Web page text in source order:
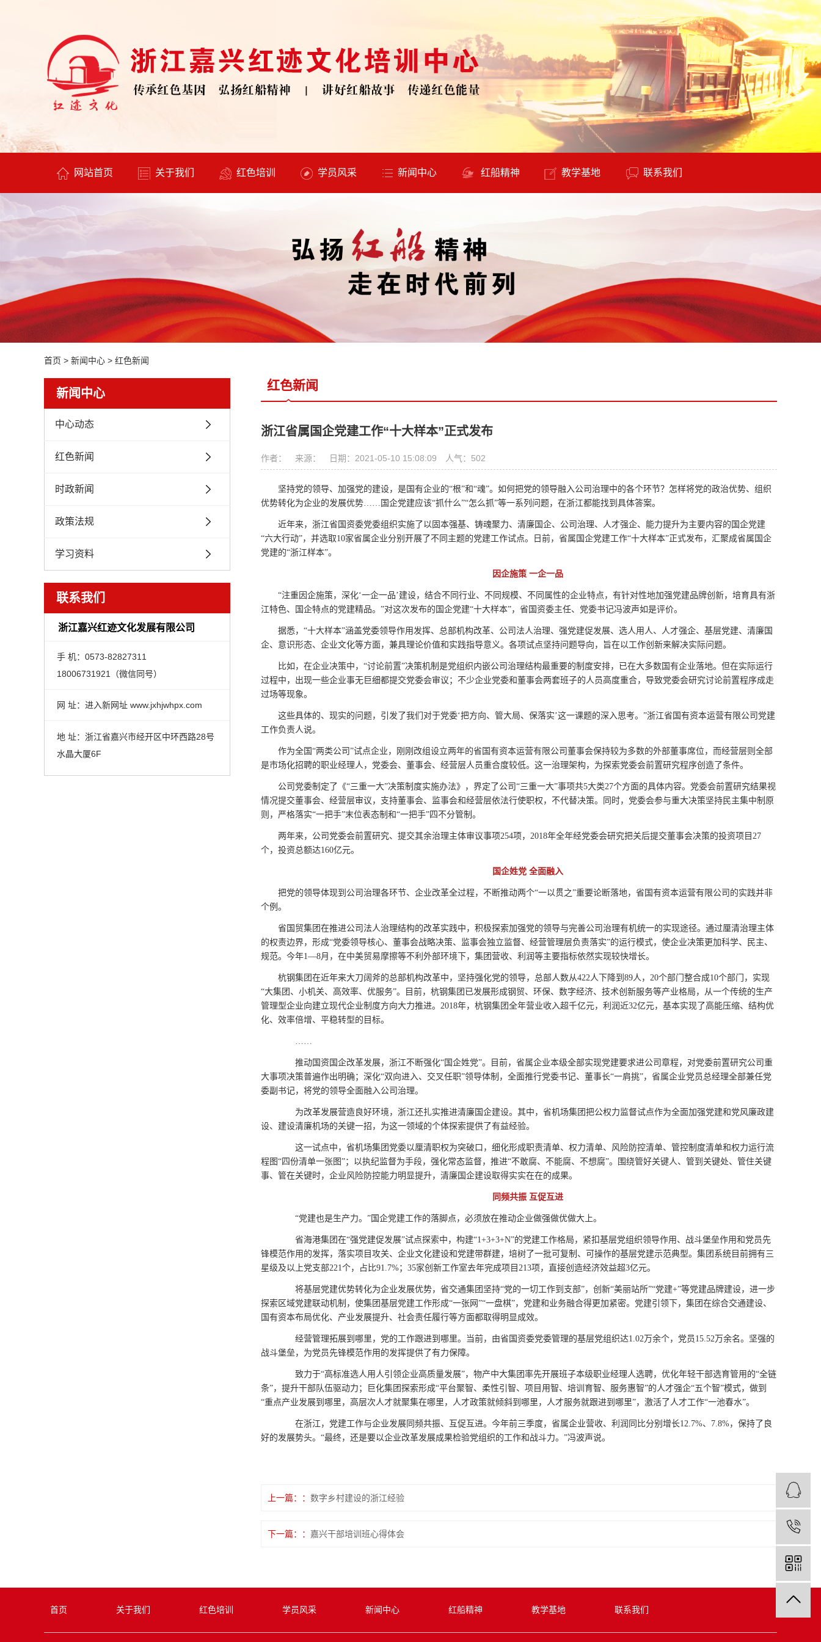
网站首页 关于我们
资质荣誉
红色培训
培训形式
培训流程
学员风采 新闻中心
红色新闻
时政新闻
政策法规
学习资料
红船精神 教学基地 联系我们
首页 > 新闻中心 > 红色新闻
新闻中心
中心动态
红色新闻
时政新闻
政策法规
学习资料
联系我们
浙江嘉兴红迹文化发展有限公司
手 机：0573-82827311
18006731921（微信同号）
网 址：进入新网址 www.jxhjwhpx.com
地 址：浙江省嘉兴市经开区中环西路28号
水晶大厦6F
红色新闻
浙江省属国企党建工作“十大样本”正式发布
作者： 来源： 日期：2021-05-10 15:08:09 人气： 502
坚持党的领导、加强党的建设，是国有企业的“根”和“魂”。如何把党的领导融入公司治理中的各个环节？怎样将党的政治优势、组织
优势转化为企业的发展优势……国企党建应该“抓什么”“怎么抓”等一系列问题，在浙江都能找到具体答案。
近年来，浙江省国资委党委组织实施了以固本强基、铸魂聚力、清廉国企、公司治理、人才强企、能力提升为主要内容的国企党建
“六大行动”，并选取10家省属企业分别开展了不同主题的党建工作试点。日前，省属国企党建工作“十大样本”正式发布，汇聚成省属国企
党建的“浙江样本”。
因企施策 一企一品
“注重因企施策，深化‘一企一品’建设，结合不同行业、不同规模、不同属性的企业特点，有针对性地加强党建品牌创新，培育具有浙
江特色、国企特点的党建精品。”对这次发布的国企党建“十大样本”，省国资委主任、党委书记冯波声如是评价。
据悉，“十大样本”涵盖党委领导作用发挥、总部机构改革、公司法人治理、强党建促发展、选人用人、人才强企、基层党建、清廉国
企、意识形态、企业文化等方面，兼具理论价值和实践指导意义。各项试点坚持问题导向，旨在以工作创新来解决实际问题。
比如，在企业决策中，“讨论前置”决策机制是党组织内嵌公司治理结构最重要的制度安排，已在大多数国有企业落地。但在实际运行
过程中，出现一些企业事无巨细都提交党委会审议；不少企业党委和董事会两套班子的人员高度重合，导致党委会研究讨论前置程序成走
过场等现象。
这些具体的、现实的问题，引发了我们对于党委‘把方向、管大局、保落实’这一课题的深入思考。”浙江省国有资本运营有限公司党建
工作负责人说。
作为全国“两类公司”试点企业，刚刚改组设立两年的省国有资本运营有限公司董事会保持较为多数的外部董事席位，而经营层则全部
是市场化招聘的职业经理人，党委会、董事会、经营层人员重合度较低。这一治理架构，为探索党委会前置研究程序创造了条件。
公司党委制定了《“三重一大”决策制度实施办法》，界定了公司“三重一大”事项共5大类27个方面的具体内容。党委会前置研究结果视
情况提交董事会、经营层审议，支持董事会、监事会和经营层依法行使职权，不代替决策。同时，党委会参与重大决策坚持民主集中制原
则，严格落实“一把手”末位表态制和“一把手”四不分管制。
两年来，公司党委会前置研究、提交其余治理主体审议事项254项，2018年全年经党委会研究把关后提交董事会决策的投资项目27
个，投资总额达160亿元。
国企姓党 全面融入
把党的领导体现到公司治理各环节、企业改革全过程，不断推动两个“一以贯之”重要论断落地，省国有资本运营有限公司的实践并非
个例。
省国贸集团在推进公司法人治理结构的改革实践中，积极探索加强党的领导与完善公司治理有机统一的实现途径。通过厘清治理主体
的权责边界，形成“党委领导核心、董事会战略决策、监事会独立监督、经营管理层负责落实”的运行模式，使企业决策更加科学、民主、
规范。今年1—8月，在中美贸易摩擦等不利外部环境下，集团营收、利润等主要指标依然实现较快增长。
杭钢集团在近年来大刀阔斧的总部机构改革中，坚持强化党的领导，总部人数从422人下降到89人，20个部门整合成10个部门，实现
“大集团、小机关、高效率、优服务”。目前，杭钢集团已发展形成钢贸、环保、数字经济、技术创新服务等产业格局，从一个传统的生产
管理型企业向建立现代企业制度方向大力推进。2018年，杭钢集团全年营业收入超千亿元，利润近32亿元，基本实现了高能压缩、结构优
化、效率倍增、平稳转型的目标。
……
推动国资国企改革发展，浙江不断强化“国企姓党”。目前，省属企业本级全部实现党建要求进公司章程，对党委前置研究公司重
大事项决策普遍作出明确；深化“双向进入、交叉任职”领导体制，全面推行党委书记、董事长“一肩挑”，省属企业党员总经理全部兼任党
委副书记，将党的领导全面融入公司治理。
为改革发展营造良好环境，浙江还扎实推进清廉国企建设。其中，省机场集团把公权力监督试点作为全面加强党建和党风廉政建
设、建设清廉机场的关键一招，为这一领域的个体探索提供了有益经验。
这一试点中，省机场集团党委以厘清职权为突破口，细化形成职责清单、权力清单、风险防控清单、管控制度清单和权力运行流
程图“四份清单一张图”；以执纪监督为手段，强化常态监督，推进“不敢腐、不能腐、不想腐”。围绕管好关键人、管到关键处、管住关键
事、管在关键时，企业风险防控能力明显提升，清廉国企建设取得实实在在的成果。
同频共振 互促互进
“党建也是生产力。”国企党建工作的落脚点，必须放在推动企业做强做优做大上。
省海港集团在“强党建促发展”试点探索中，构建“1+3+3+N”的党建工作格局，紧扣基层党组织领导作用、战斗堡垒作用和党员先
锋模范作用的发挥，落实项目攻关、企业文化建设和党建带群建，培树了一批可复制、可操作的基层党建示范典型。集团系统目前拥有三
星级及以上党支部221个，占比91.7%；35家创新工作室去年完成项目213项，直接创造经济效益超3亿元。
将基层党建优势转化为企业发展优势，省交通集团坚持“党的一切工作到支部”，创新“美丽站所”“党建+”等党建品牌建设，进一步
探索区域党建联动机制，使集团基层党建工作形成“一张网”“一盘棋”，党建和业务融合得更加紧密。党建引领下，集团在综合交通建设、
国有资本布局优化、产业发展提升、社会责任履行等方面都取得明显成效。
经营管理拓展到哪里，党的工作跟进到哪里。当前，由省国资委党委管理的基层党组织达1.02万余个，党员15.52万余名。坚强的
战斗堡垒，为党员先锋模范作用的发挥提供了有力保障。
致力于“高标准选人用人引领企业高质量发展”，物产中大集团率先开展班子本级职业经理人选聘，优化年轻干部选育管用的“全链
条”，提升干部队伍驱动力；巨化集团探索形成“平台聚智、柔性引智、项目用智、培训育智、服务惠智”的人才强企“五个智”模式，做到
“重点产业发展到哪里，高层次人才就聚集在哪里，人才政策就倾斜到哪里，人才服务就跟进到哪里”，激活了人才工作“一池春水”。
在浙江，党建工作与企业发展同频共振、互促互进。今年前三季度，省属企业营收、利润同比分别增长12.7%、7.8%，保持了良
好的发展势头。“最终，还是要以企业改革发展成果检验党组织的工作和战斗力。”冯波声说。
上一篇： 数字乡村建设的浙江经验
下一篇： 嘉兴干部培训班心得体会
首页 关于我们 红色培训 学员风采 新闻中心 红船精神 教学基地 联系我们